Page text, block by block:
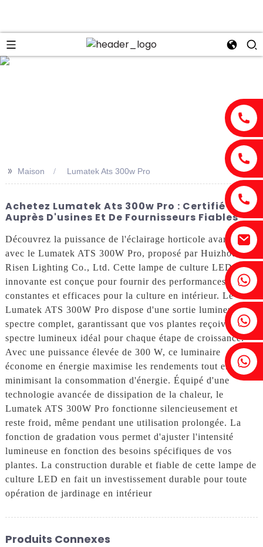
Fenia : +86 18607525299
Lierre : +86 18607522355
Tobin : +86 18818667168
>> Maison Lumatek Ats 300w Pro
Achetez Lumatek Ats 300w Pro : Certifié CE
Auprès D'usines Et De Fournisseurs Fiables
Découvrez la puissance de l'éclairage horticole avancé
avec le Lumatek ATS 300W Pro, proposé par Huizhou
Risen Lighting Co., Ltd. Cette lampe de culture LED
innovante est conçue pour fournir des performances
constantes et efficaces pour la culture en intérieur. Le
Lumatek ATS 300W Pro dispose d'une sortie lumineuse à
spectre complet, garantissant que vos plantes reçoivent le
spectre lumineux idéal pour chaque étape de croissance.
Avec une puissance élevée de 300 W, ce luminaire
économe en énergie maximise les rendements tout en
minimisant la consommation d'énergie. Équipé d'une
technologie avancée de dissipation de la chaleur, le
Lumatek ATS 300W Pro fonctionne silencieusement et
reste froid, même pendant une utilisation prolongée. La
fonction de gradation vous permet d'ajuster l'intensité
lumineuse en fonction des besoins spécifiques de vos
plantes. La construction durable et fiable de cette lampe de
culture LED en fait un investissement durable pour toute
opération de jardinage en intérieur
Produits Connexes